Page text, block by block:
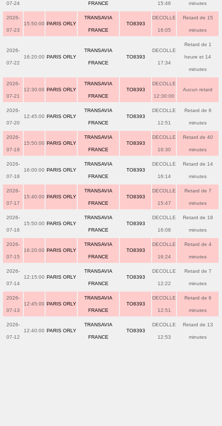
07-24 FRANCE 15:46 minutes
2026-
07-23
15:50:00 PARIS ORLY
TRANSAVIA
FRANCE
TO8393
DECOLLE
16:05
Retard de 15
minutes
2026-
07-22
16:20:00 PARIS ORLY
TRANSAVIA
FRANCE
TO8393
DECOLLE
17:34
Retard de 1
heure et 14
minutes
2026-
07-21
12:30:00 PARIS ORLY
TRANSAVIA
FRANCE
TO8393
DECOLLE
12:30:00
Aucun retard
2026-
07-20
12:45:00 PARIS ORLY
TRANSAVIA
FRANCE
TO8393
DECOLLE
12:51
Retard de 6
minutes
2026-
07-19
15:50:00 PARIS ORLY
TRANSAVIA
FRANCE
TO8393
DECOLLE
16:30
Retard de 40
minutes
2026-
07-18
16:00:00 PARIS ORLY
TRANSAVIA
FRANCE
TO8393
DECOLLE
16:14
Retard de 14
minutes
2026-
07-17
15:40:00 PARIS ORLY
TRANSAVIA
FRANCE
TO8393
DECOLLE
15:47
Retard de 7
minutes
2026-
07-16
15:50:00 PARIS ORLY
TRANSAVIA
FRANCE
TO8393
DECOLLE
16:08
Retard de 18
minutes
2026-
07-15
16:20:00 PARIS ORLY
TRANSAVIA
FRANCE
TO8393
DECOLLE
16:24
Retard de 4
minutes
2026-
07-14
12:15:00 PARIS ORLY
TRANSAVIA
FRANCE
TO8393
DECOLLE
12:22
Retard de 7
minutes
2026-
07-13
12:45:00 PARIS ORLY
TRANSAVIA
FRANCE
TO8393
DECOLLE
12:51
Retard de 6
minutes
2026-
07-12
12:40:00 PARIS ORLY
TRANSAVIA
FRANCE
TO8393
DECOLLE
12:53
Retard de 13
minutes